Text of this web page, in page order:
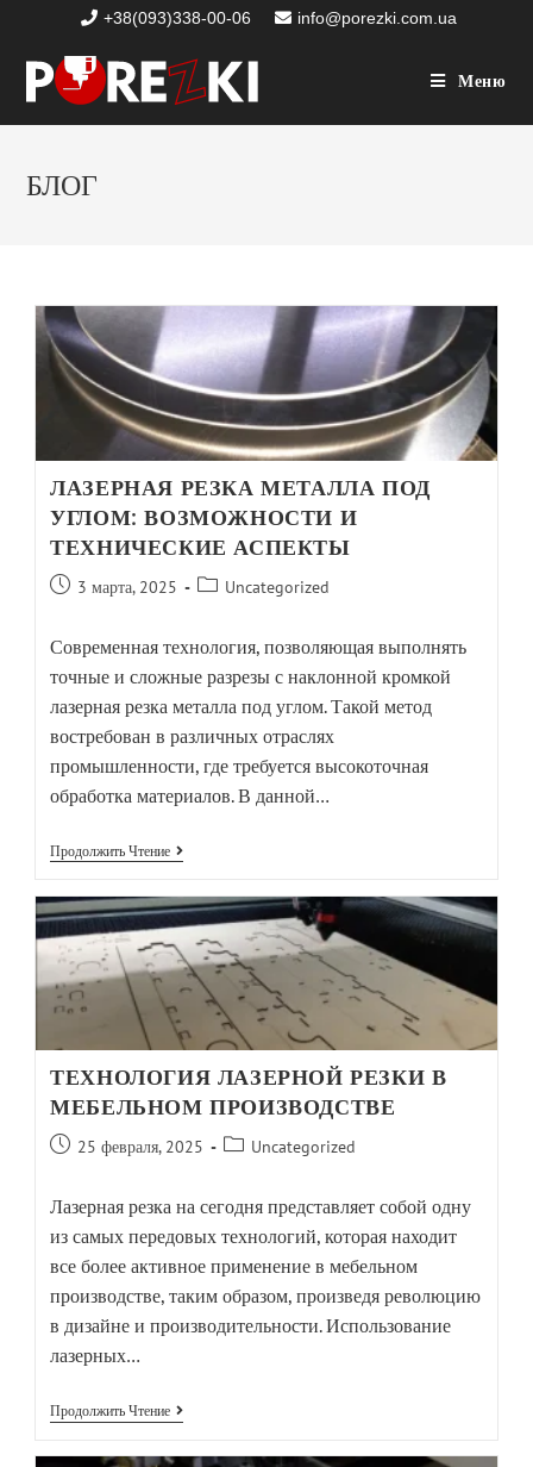
+38(093)338-00-06 info@porezki.com.ua
Меню
БЛОГ
ЛАЗЕРНАЯ РЕЗКА МЕТАЛЛА ПОД
УГЛОМ: ВОЗМОЖНОСТИ И
ТЕХНИЧЕСКИЕ АСПЕКТЫ
3 марта, 2025 Uncategorized
Современная технология, позволяющая выполнять
точные и сложные разрезы с наклонной кромкой
лазерная резка металла под углом. Такой метод
востребован в различных отраслях
промышленности, где требуется высокоточная
обработка материалов. В данной…
Продолжить Чтение
ТЕХНОЛОГИЯ ЛАЗЕРНОЙ РЕЗКИ В
МЕБЕЛЬНОМ ПРОИЗВОДСТВЕ
25 февраля, 2025 Uncategorized
Лазерная резка на сегодня представляет собой одну
из самых передовых технологий, которая находит
все более активное применение в мебельном
производстве, таким образом, произведя революцию
в дизайне и производительности. Использование
лазерных…
Продолжить Чтение